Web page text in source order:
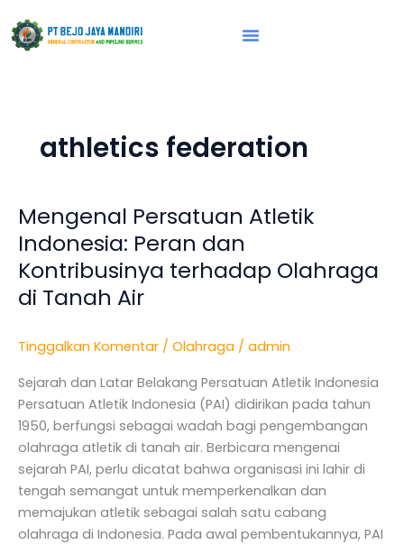
ke
konten
athletics federation
Mengenal Persatuan Atletik
Indonesia: Peran dan
Kontribusinya terhadap Olahraga
di Tanah Air
Tinggalkan Komentar / Olahraga / admin
Sejarah dan Latar Belakang Persatuan Atletik Indonesia
Persatuan Atletik Indonesia (PAI) didirikan pada tahun
1950, berfungsi sebagai wadah bagi pengembangan
olahraga atletik di tanah air. Berbicara mengenai
sejarah PAI, perlu dicatat bahwa organisasi ini lahir di
tengah semangat untuk memperkenalkan dan
memajukan atletik sebagai salah satu cabang
olahraga di Indonesia. Pada awal pembentukannya, PAI
Mengenal
Persatuan
Atletik
Indonesia:
Peran
Kontribusinya
Olahraga
di
Tanah
Air